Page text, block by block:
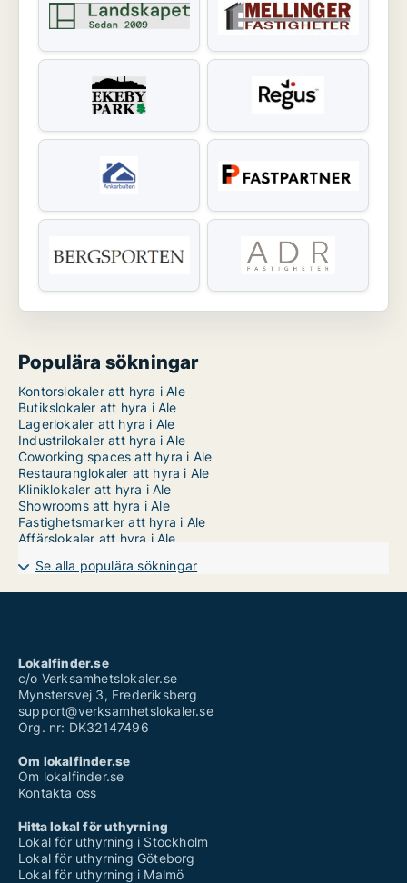
Populära sökningar
Kontorslokaler att hyra i Ale
Butikslokaler att hyra i Ale
Lagerlokaler att hyra i Ale
Industrilokaler att hyra i Ale
Coworking spaces att hyra i Ale
Restauranglokaler att hyra i Ale
Kliniklokaler att hyra i Ale
Showrooms att hyra i Ale
Fastighetsmarker att hyra i Ale
Affärslokaler att hyra i Ale
Se alla populära sökningar
Lokalfinder.se
c/o Verksamhetslokaler.se
Mynstersvej 3, Frederiksberg
support@verksamhetslokaler.se
Org. nr: DK32147496
Om lokalfinder.se
Om lokalfinder.se
Kontakta oss
Hitta lokal för uthyrning
Lokal för uthyrning i Stockholm
Lokal för uthyrning Göteborg
Lokal för uthyrning i Malmö